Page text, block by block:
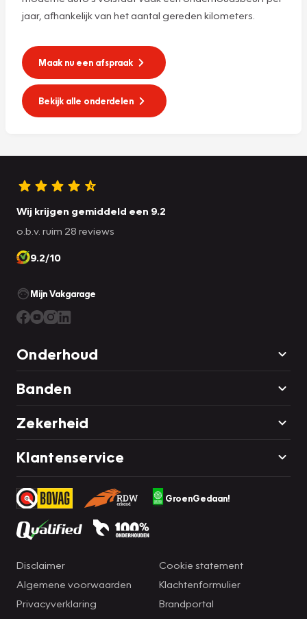
jaar, afhankelijk van het aantal gereden kilometers.
Maak nu een afspraak
Bekijk alle onderdelen
Wij krijgen gemiddeld een 9.2
o.b.v. ruim 28 reviews
9.2/10
Mijn Vakgarage
Onderhoud
Banden
Zekerheid
Klantenservice
GroenGedaan!
Disclaimer
Algemene voorwaarden
Privacyverklaring
Cookie statement
Klachtenformulier
Brandportal